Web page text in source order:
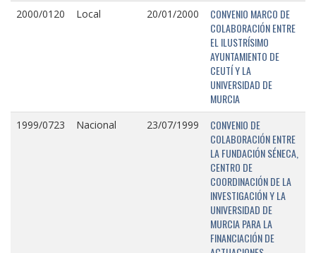
2000/0120 Local 20/01/2000
CONVENIO MARCO DE
COLABORACIÓN ENTRE
EL ILUSTRÍSIMO
AYUNTAMIENTO DE
CEUTÍ Y LA
UNIVERSIDAD DE
MURCIA
1999/0723 Nacional 23/07/1999
CONVENIO DE
COLABORACIÓN ENTRE
LA FUNDACIÓN SÉNECA,
CENTRO DE
COORDINACIÓN DE LA
INVESTIGACIÓN Y LA
UNIVERSIDAD DE
MURCIA PARA LA
FINANCIACIÓN DE